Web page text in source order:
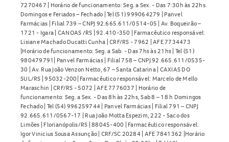
7270467 | Horário de funcionamento: Seg. a Sex. - Das 7:30h às 22hs.
Domingos e Feriados – Fechado | Tel (51) 999064279 | Panvel
Farmácias | Filial 739 – CNPJ 92.665.611/0514-05 | Av. Boqueirão –
1721 - Igara | CANOAS /RS | 92.410-350 | Farmacêutico responsável:
Lisiane Machado Ducatti Cunha | CRF/RS - 7962 | AFE 7734473
|Horário de funcionamento: Seg. a Sab. - Das 7hs às 21hs | Tel (51)
980479791| Panvel Farmácias | Filial 758 – CNPJ 92.665.611/0535-
30 | Av. Rua João Venzon Netto, 67 – Santa Catarina | CAXIAS DO
SUL/RS | 95032-200| Farmacêutico responsável: Marcelo de Mello
Maraschin | CRF/RS - 5072 | AFE 7776037 | Horário de
funcionamento: Seg. a Sex. - Das 8h às 22hs, Sab 8 – 18 h Domingos
Fechado | Tel (54) 996259744 | Panvel Farmácias | Filial 791 – CNPJ
92.665.611/0567-17 | Rua João Motta Espezim, 222 - Saco dos
Limões | Florianópolis/RS | 88045-400 | Farmacêutico responsável:
Igor Vinicius Sousa Assunção | CRF/SC 20284 | AFE 7841362 |Horário